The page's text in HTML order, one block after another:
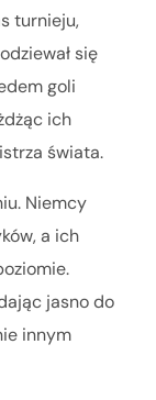
turnieju,
się
goli
ich
świata.
Niemcy
a ich
jasno do
innym